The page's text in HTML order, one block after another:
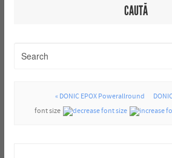
CAUTĂ
« DONIC EPOX Powerallround
font size